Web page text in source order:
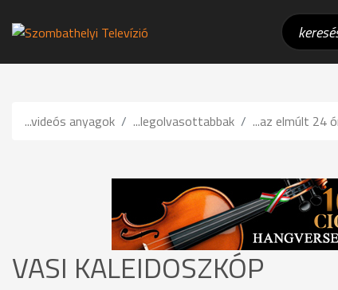
...videós anyagok ...legolvasottabbak ...az elmúlt 24
VASI KALEIDOSZKÓP